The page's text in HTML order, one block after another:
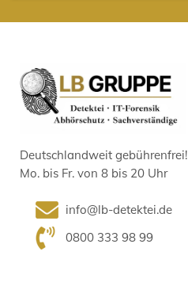
Deutschlandweit gebührenfrei!
Mo. bis Fr. von 8 bis 20 Uhr
info@lb-detektei.de
0800 333 98 99